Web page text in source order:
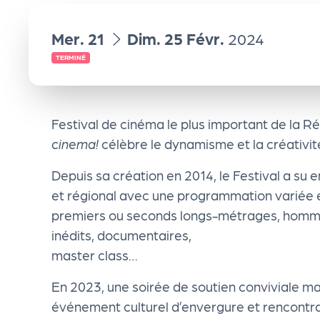
du
Mer. 21 au
Dim. 25 Févr. 2024
TERMINÉ
Festival de cinéma le plus important de la
cinema!célèbre le dynamisme et la
Depuis sa création en 2014, le Festival a su
et régional avec une programmation variée
premiers ou seconds longs-métrages,
inédits, documentaires,
master class…
En 2023, une soirée de soutien conviviale
événement culturel d’envergure et
g
e
n
d
a
Le
s
sé